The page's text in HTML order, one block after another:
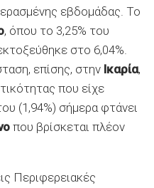
εβδομάδας. Το
, όπου το 3,25% του
στο 6,04%.
επίσης, στην Ικαρία,
που είχε
(1,94%) σήμερα φτάνει
που βρίσκεται πλέον
Περιφερειακές